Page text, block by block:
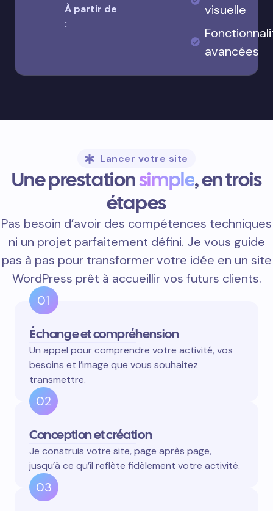
À partir de
:
visuelle
avancées
Lancer votre site
Une prestationsimple, en trois
étapes
Pas besoin d’avoir des compétences techniques
ni un projet parfaitement défini. Je vous guide
pas à pas pour transformer votre idée en un site
WordPress prêt à accueillir vos futurs clients.
01
Échange et compréhension
Un appel pour comprendre votre activité, vos
besoins et l’image que vous souhaitez
transmettre.
02
Conception et création
Je construis votre site, page après page,
jusqu’à ce qu’il reflète fidèlement votre activité.
03